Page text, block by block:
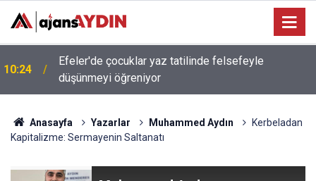
10:24
Efeler'de çocuklar yaz tatilinde felsefeyle
düşünmeyi öğreniyor
Anasayfa Yazarlar Muhammed Aydın
Kerbeladan
Kapitalizme: Sermayenin Saltanatı